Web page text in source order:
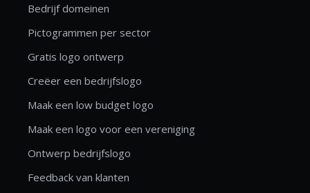
Bedrijf domeinen
Pictogrammen per sector
Gratis logo ontwerp
Creëer een bedrijfslogo
Maak een low budget logo
Maak een logo voor een vereniging
Ontwerp bedrijfslogo
Feedback van klanten